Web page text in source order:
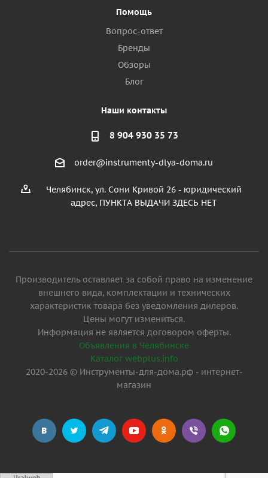
Помощь
Вопрос-ответ
Бренды
Обзоры
Блог
Наши контакты
8 904 930 35 73
order@instrumenty-dlya-doma.ru
Челябинск, ул. Сони Кривой 26 - юридический
адрес, ПУНКТА ВЫДАЧИ ЗДЕСЬ НЕТ
Производитель оставляет за собой право на изменение
внешнего вида, комплектации и технических
характеристик товара без уведомления дилеров.
Цены могут измениться.
Информация не является договором оферты.
Объявления в Челябинске
Каталог webplus.info
2020-2026 © Инструменты-для-дома.рф - интернет-
магазин